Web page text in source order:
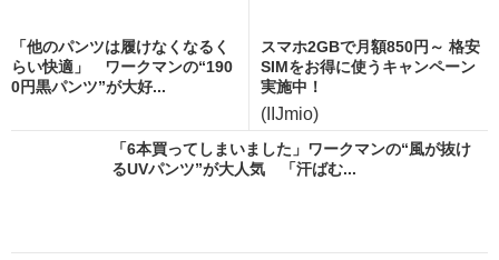
「他のパンツは履けなくなるく
らい快適」 ワークマンの“190
0円黒パンツ”が大好...
スマホ2GBで月額850円～ 格安
SIMをお得に使うキャンペーン
実施中！
(IIJmio)
「6本買ってしまいました」ワークマンの“風が抜け
るUVパンツ”が大人気 「汗ばむ...